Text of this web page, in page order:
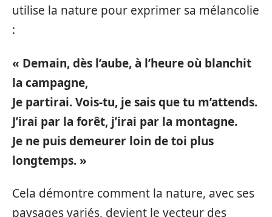
utilise la nature pour exprimer sa mélancolie
:
« Demain, dès l’aube, à l’heure où blanchit
la campagne,
Je partirai. Vois-tu, je sais que tu m’attends.
J’irai par la forêt, j’irai par la montagne.
Je ne puis demeurer loin de toi plus
longtemps. »
Cela démontre comment la nature, avec ses
paysages variés, devient le vecteur des